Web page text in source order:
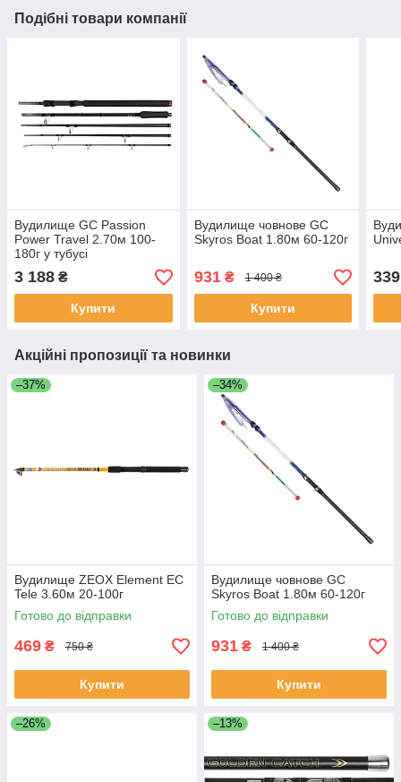
Подібні товари компанії
Вудилище GC Passion
Power Travel 2.70м 100-
180г у тубусі
3 188 ₴
Купити
Вудилище човнове GC
Skyros Boat 1.80м 60-120г
931₴ 1 400 ₴
Купити
339
Акційні пропозиції та новинки
–37%
Вудилище ZEOX Element EС
Tele 3.60м 20-100г
Готово до відправки
469 ₴ 750 ₴
Купити
–34%
Вудилище човнове GC
Skyros Boat 1.80м 60-120г
Готово до відправки
931 ₴ 1 400 ₴
Купити
–26% –13%